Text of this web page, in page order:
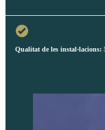
Qualitat de les instal·lacions: